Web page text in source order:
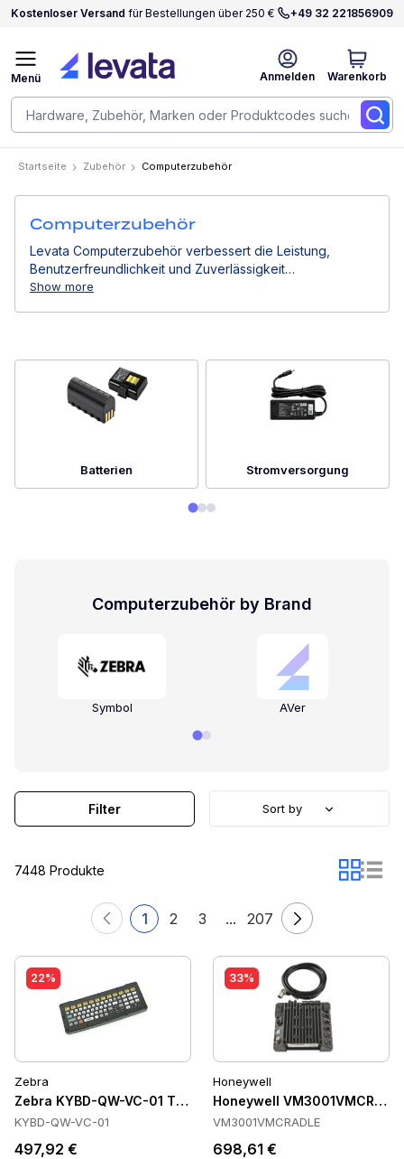
Kostenloser Versand für Bestellungen über 250 € +49 32 221856909
Anmelden Warenkorb
Menü
Startseite Zubehör Computerzubehör
Computerzubehör
Levata Computerzubehör verbessert die Leistung,
Benutzerfreundlichkeit und Zuverlässigkeit
professioneller Computergeräte. Von Stromlösungen
Show more
Batterien Stromversorgung
Computerzubehör by Brand
Symbol AVer
7448 Produkte
1 2 3 ... 207
Filter Sort by
22%
Zebra
Zebra KYBD-QW-VC-01 Tastaturen
KYBD-QW-VC-01
497,92 €
33%
Honeywell
Honeywell
VM3001VMCRADLE
698,61 €